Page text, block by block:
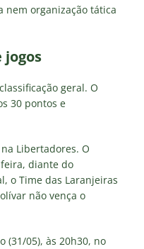
nem organização tática
jogos
geral. O
30 pontos e
Libertadores. O
diante do
o Time das Laranjeiras
não vença o
(31/05), às 20h30, no